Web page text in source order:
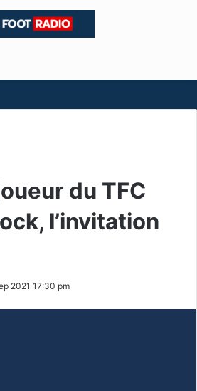
du TFC
l’invitation
2021 17:30 pm